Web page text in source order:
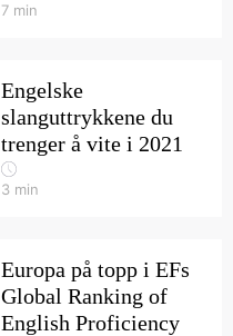
7 min
Engelske
slanguttrykkene du
trenger å vite i 2021
3 min
Europa på topp i EFs
Global Ranking of
English Proficiency